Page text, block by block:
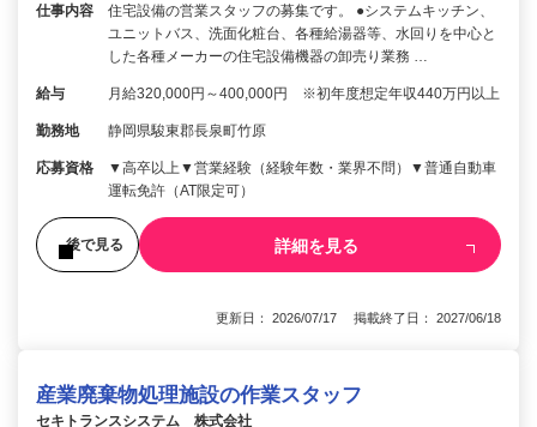
仕事内容
住宅設備の営業スタッフの募集です。 ●システムキッチン、
ユニットバス、洗面化粧台、各種給湯器等、水回りを中心と
した各種メーカーの住宅設備機器の卸売り業務 …
給与 月給320,000円～400,000円 ※初年度想定年収440万円以上
勤務地 静岡県駿東郡長泉町竹原
応募資格
▼高卒以上▼営業経験（経験年数・業界不問）▼普通自動車
運転免許（AT限定可）
後で見る 詳細を見る
更新日： 2026/07/17 掲載終了日： 2027/06/18
産業廃棄物処理施設の作業スタッフ
セキトランスシステム 株式会社